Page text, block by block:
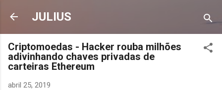
Pular para o conteúdo principal
JULIUS
Criptomoedas - Hacker rouba milhões
adivinhando chaves privadas de
carteiras Ethereum
abril 25, 2019